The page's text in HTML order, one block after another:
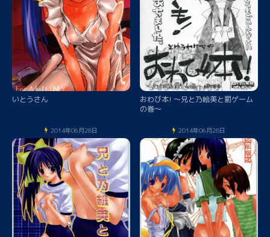
いとうさん
おわび本! ～兄と乃絵美と罰ゲーム
の巻～
2014年06月28日 2014年06月28日